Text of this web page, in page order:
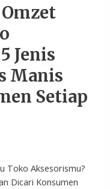
Jenis
Manis
Setiap
Toko Aksesorismu?
Dicari Konsumen